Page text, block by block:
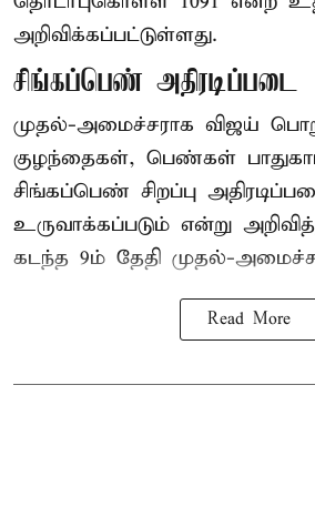
அறிவிக்கப்பட்டுள்ளது.
சிங்கப்பெண் அதிரடிப்படை
முதல்-அமைச்சராக விஜய்
குழந்தைகள், பெண்கள்
சிங்கப்பெண் சிறப்பு
உருவாக்கப்படும் என்று
கடந்த 9ம் தேதி முதல்-
Read More